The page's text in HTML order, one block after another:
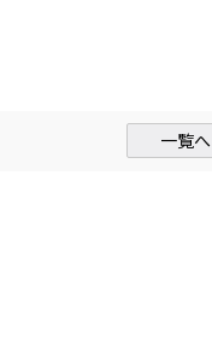
一覧へ